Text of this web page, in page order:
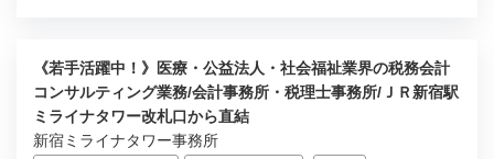
《若手活躍中！》医療・公益法人・社会福祉業界の税務会計
コンサルティング業務/会計事務所・税理士事務所/ＪＲ新宿駅
ミライナタワー改札口から直結
新宿ミライナタワー事務所